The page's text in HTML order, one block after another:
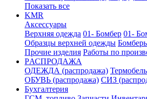
Показать все
KMR
Аксессуары
Верхняя одежда 01- Бомбер 01-
Образцы верхней одежды
Прочие изделия Работы по
PАСПРОДАЖА
ОДЕЖДА (распродажа)
ОБУВЬ (распродажа) СИЗ
Бухгалтерия